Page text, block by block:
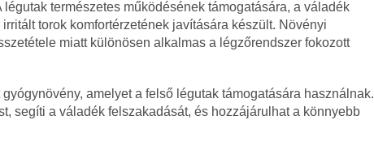
légutak természetes működésének támogatására, a váladék
torok komfortérzetének javítására készült. Növényi
miatt különösen alkalmas a légzőrendszer fokozott
amelyet a felső légutak támogatására használnak.
segíti a váladék felszakadását, és hozzájárulhat a könnyebb